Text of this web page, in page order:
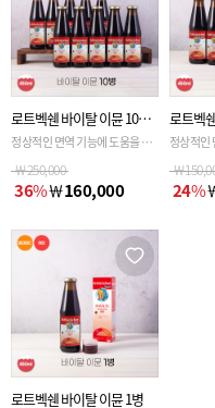
로트벡쉔 바이탈 이뮨 10병
[약5개월분]
정상적인 면역 기능에 도움을 주
￦250,000
36%￦160,000
로트벡
[약3개
정상적인
￦
24%
로트벡쉔 바이탈 이뮨 1병